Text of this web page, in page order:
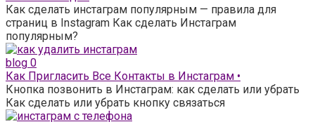
Как сделать инстаграм популярным — правила для
страниц в Instagram Как сделать Инстаграм
популярным?
blog 0
Как Пригласить Все Контакты в Инстаграм •
Кнопка позвонить в Инстаграм: как сделать или убрать
Как сделать или убрать кнопку связаться